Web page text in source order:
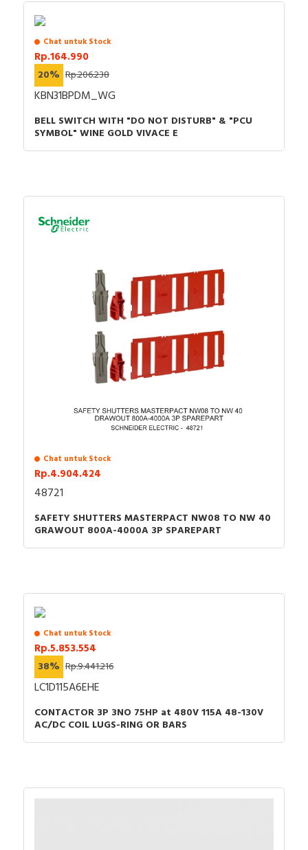
Chat untuk Stock
Rp.164.990
20% Rp.206.238
KBN31BPDM_WG
BELL SWITCH WITH "DO NOT DISTURB" & "PCU
SYMBOL" WINE GOLD VIVACE E
Chat untuk Stock
Rp.4.904.424
48721
SAFETY SHUTTERS MASTERPACT NW08 TO NW 40
GRAWOUT 800A-4000A 3P SPAREPART
Chat untuk Stock
Rp.5.853.554
38% Rp.9.441.216
LC1D115A6EHE
CONTACTOR 3P 3NO 75HP at 480V 115A 48-130V
AC/DC COIL LUGS-RING OR BARS